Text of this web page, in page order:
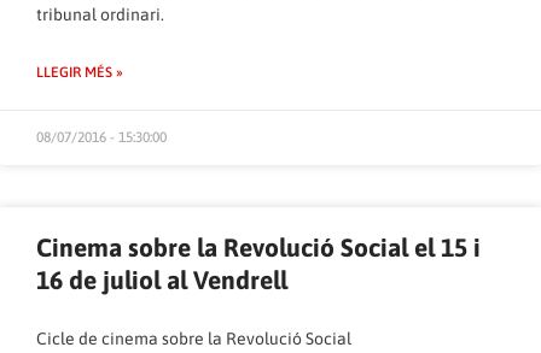
tribunal ordinari.
LLEGIR MÉS »
08/07/2016 - 15:30:00
Cinema sobre la Revolució Social el 15 i
16 de juliol al Vendrell
Cicle de cinema sobre la Revolució Social